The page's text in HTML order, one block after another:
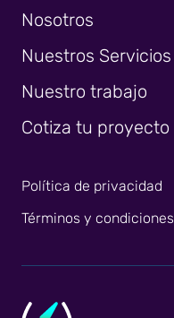
Nosotros
Nuestros Servicios
Nuestro trabajo
Cotiza tu proyecto
Política de privacidad
Términos y condiciones